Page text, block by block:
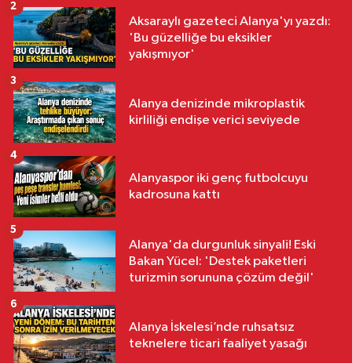
Aksaraylı gazeteci Alanya'yı yazdı:
'Bu güzelliğe bu eksikler
yakışmıyor'
2
Alanya denizinde mikroplastik
kirliliği endişe verici seviyede
3
Alanyaspor iki genç futbolcuyu
kadrosuna kattı
4
Alanya'da durgunluk sinyali! Eski
Bakan Yücel: 'Destek paketleri
turizmin sorununa çözüm değil'
5
Alanya İskelesi’nde ruhsatsız
teknelere ticari faaliyet yasağı
6